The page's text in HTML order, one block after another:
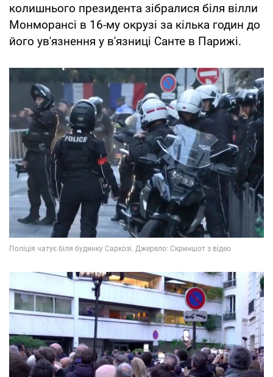
колишнього президента зібралися біля вілли
Монморансі в 16-му окрузі за кілька годин до
його ув'язнення у в'язниці Санте в Парижі.